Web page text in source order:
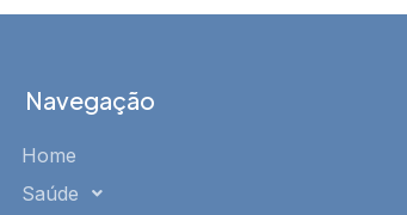
Navegação
Home
Saúde